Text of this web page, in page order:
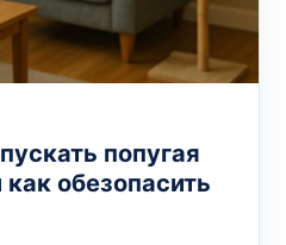
попугая
как обезопасить